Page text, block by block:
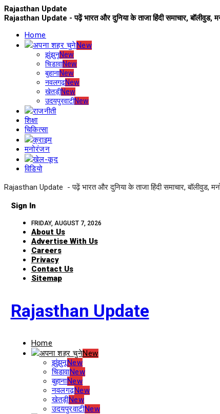
Rajasthan Update
Rajasthan Update - पढ़ें भारत और दुनिया के ताजा हिंदी समाचार,
Home
अपना शहर चुनेNew
झुंझुनूNew
चिडावाNew
बुहानाNew
नवलगढ़New
खेतड़ीNew
उदयपुरवाटीNew
राजनीती
शिक्षा
चिकित्सा
क्राइम
मनोरंजन
खेल-कूद
विडियो
Rajasthan Update - पढ़ें भारत और दुनिया के ताजा हिंदी समाचार,
Sign In
FRIDAY, AUGUST 7, 2026
About Us
Advertise With Us
Careers
Privacy
Contact Us
Sitemap
Rajasthan Update
Home
अपना शहर चुनेNew
झुंझुनूNew
चिडावाNew
बुहानाNew
नवलगढ़New
खेतड़ीNew
उदयपुरवाटीNew